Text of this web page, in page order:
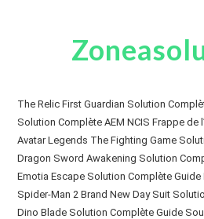
The Relic First Guardian Solution
Solution Complète AEM NCIS Frappe de
Avatar Legends The Fighting Game
Dragon Sword Awakening Solution
Emotia Escape Solution Complète Guide
Spider-Man 2 Brand New Day Suit
Dino Blade Solution Complète Guide